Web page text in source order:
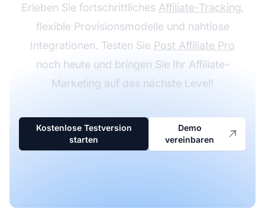
Erleben Sie fortschrittliches Affiliate-Tracking,
flexible Provisionsmodelle und nahtlose
Integrationen. Testen Sie Post Affiliate Pro
noch heute und bringen Sie Ihr Affiliate-
Marketing auf das nächste Level!
Kostenlose Testversion
starten
Demo
vereinbaren